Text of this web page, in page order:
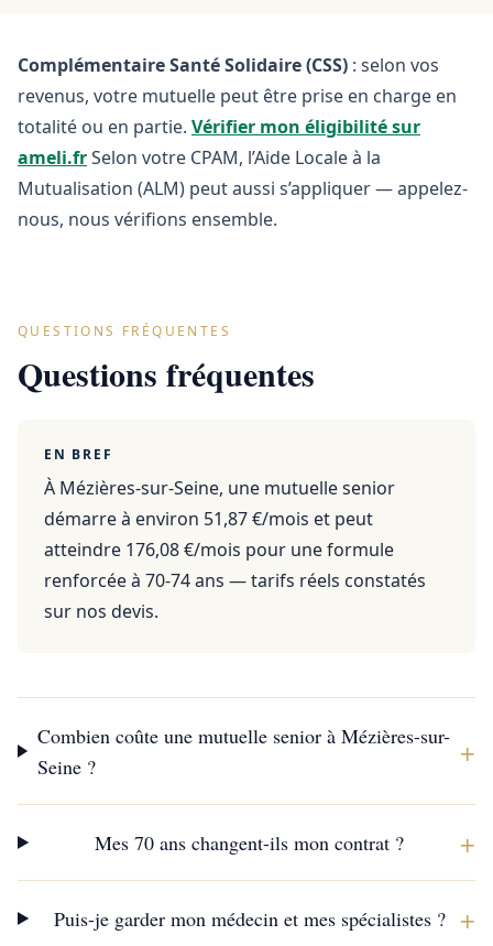
Complémentaire Santé Solidaire (CSS) : selon vos
revenus, votre mutuelle peut être prise en charge en
totalité ou en partie. Vérifier mon éligibilité sur
ameli.frSelon votre CPAM, l’Aide Locale à la
Mutualisation (ALM) peut aussi s’appliquer — appelez-
nous, nous vérifions ensemble.
QUESTIONS FRÉQUENTES
Questions fréquentes
EN BREF
À Mézières-sur-Seine, une mutuelle senior
démarre à environ 51,87 €/mois et peut
atteindre 176,08 €/mois pour une formule
renforcée à 70-74 ans — tarifs réels constatés
sur nos devis.
Combien coûte une mutuelle senior à Mézières-sur-
Seine ?
+
Mes 70 ans changent-ils mon contrat ? +
Puis-je garder mon médecin et mes spécialistes ? +